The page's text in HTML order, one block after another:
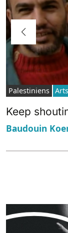
Palestiniens Arts
Keep
Baudouin